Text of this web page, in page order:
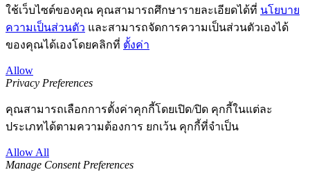
ใช้เว็บไซต์ของคุณ คุณสามารถศึกษารายละเอียดได้ที่ นโยบาย
ความเป็นส่วนตัว และสามารถจัดการความเป็นส่วนตัวเองได้
ของคุณได้เองโดยคลิกที่ ตั้งค่า
Allow
Privacy Preferences
คุณสามารถเลือกการตั้งค่าคุกกี้โดยเปิด/ปิด คุกกี้ในแต่ละ
ประเภทได้ตามความต้องการ ยกเว้น คุกกี้ที่จำเป็น
Allow All
Manage Consent Preferences